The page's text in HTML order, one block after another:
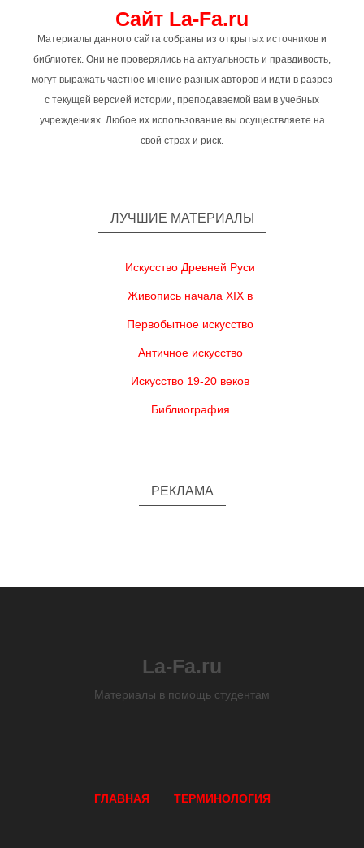
Сайт La-Fa.ru
Материалы данного сайта собраны из открытых источников и
библиотек. Они не проверялись на актуальность и правдивость,
могут выражать частное мнение разных авторов и идти в разрез
с текущей версией истории, преподаваемой вам в учебных
учреждениях. Любое их использование вы осуществляете на
свой страх и риск.
ЛУЧШИЕ МАТЕРИАЛЫ
Искусство Древней Руси
Живопись начала XIX в
Первобытное искусство
Античное искусство
Искусство 19-20 веков
Библиография
РЕКЛАМА
La-Fa.ru
Материалы в помощь студентам
ГЛАВНАЯ ТЕРМИНОЛОГИЯ